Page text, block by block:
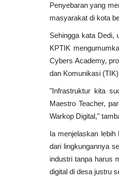
Penyebaran yang
masyarakat di kota
Sehingga kata Dedi,
KPTIK
Cybers Academy,
dan Komunikasi
"Infrastruktur kita
Maestro Teacher,
Warkop Digital,"
Ia menjelaskan
dari lingkungannya
industri tanpa harus
digital di desa justru